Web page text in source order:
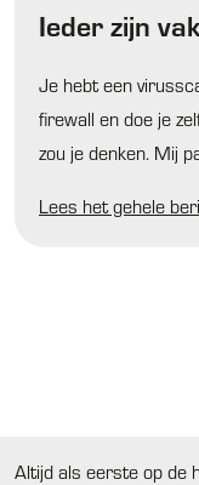
Ieder zijn vak
Je hebt een
firewall en doe je
zou je denken. Mij
Lees het gehele
Altijd als eerste op de